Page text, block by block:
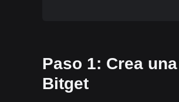
Paso 1: Crea
Bitget